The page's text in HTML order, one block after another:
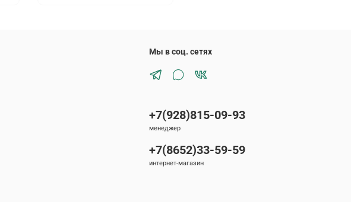
Мы в соц. сетях
+7(928)815-09-93
менеджер
+7(8652)33-59-59
интернет-магазин